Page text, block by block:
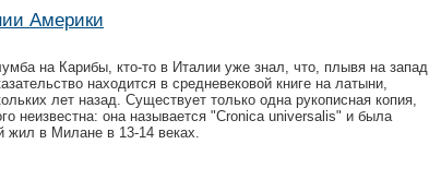
Америки
на Карибы, кто-то в Италии уже знал, что, плывя на запад
находится в средневековой книге на латыни,
лет назад. Существует только одна рукописная копия,
неизвестна: она называется "Cronica universalis" и была
жил в Милане в 13-14 веках.